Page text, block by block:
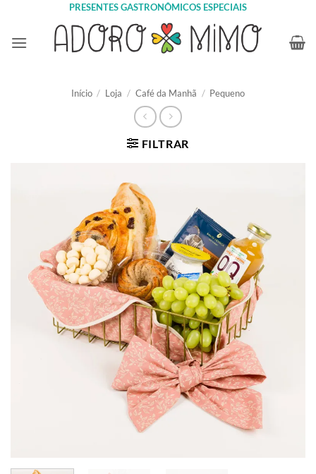
content
PRESENTES GASTRONÔMICOS ESPECIAIS
Início / Loja / Café da Manhã / Pequeno
FILTRAR